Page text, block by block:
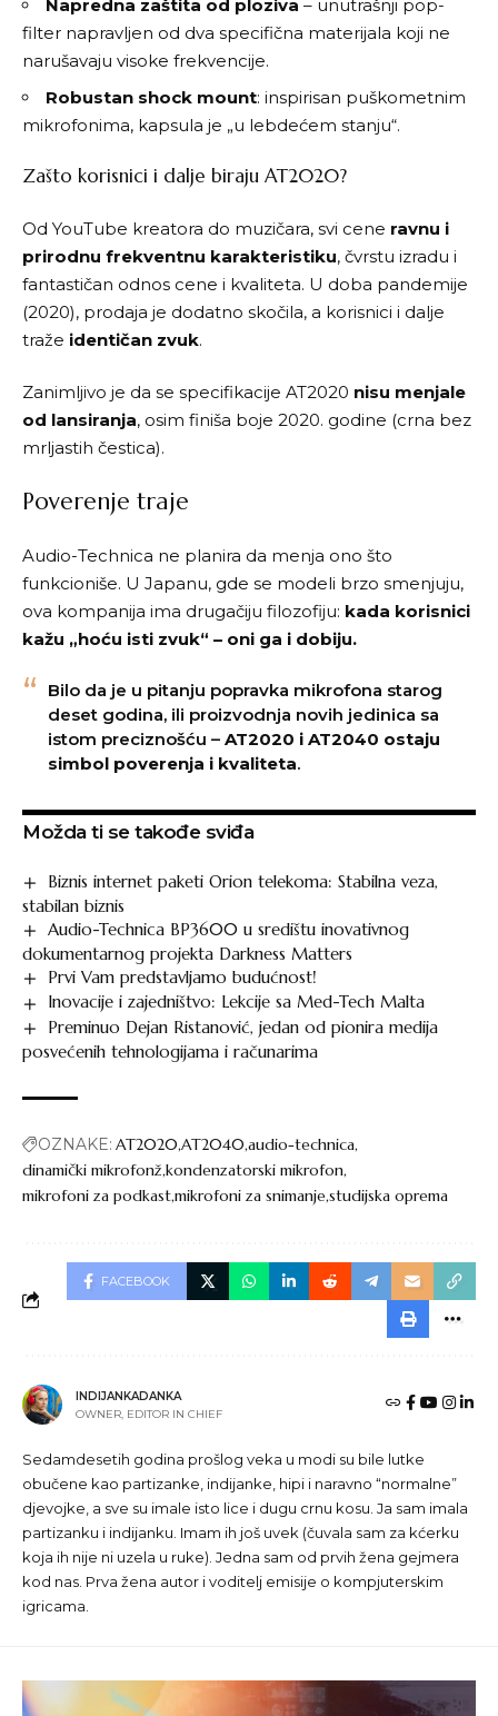
Napredna zaštita od ploziva – unutrašnji pop-
filter napravljen od dva specifična materijala koji ne
narušavaju visoke frekvencije.
Robustan shock mount: inspirisan puškometnim
mikrofonima, kapsula je „u lebdećem stanju“.
Zašto korisnici i dalje biraju AT2020?
Od YouTube kreatora do muzičara, svi cene ravnu i
prirodnu frekventnu karakteristiku, čvrstu izradu i
fantastičan odnos cene i kvaliteta. U doba pandemije
(2020), prodaja je dodatno skočila, a korisnici i dalje
traže identičan zvuk.
Zanimljivo je da se specifikacije AT2020 nisu menjale
od lansiranja, osim finiša boje 2020. godine (crna bez
mrljastih čestica).
Poverenje traje
Audio-Technica ne planira da menja ono što
funkcioniše. U Japanu, gde se modeli brzo smenjuju,
ova kompanija ima drugačiju filozofiju: kada korisnici
kažu „hoću isti zvuk“ – oni ga i dobiju.
Bilo da je u pitanju popravka mikrofona starog
deset godina, ili proizvodnja novih jedinica sa
istom preciznošću – AT2020 i AT2040 ostaju
simbol poverenja i kvaliteta.
Možda ti se takođe sviđa
Biznis internet paketi Orion telekoma: Stabilna veza,
stabilan biznis
Audio-Technica BP3600 u središtu inovativnog
dokumentarnog projekta Darkness Matters
Prvi Vam predstavljamo budućnost!
Inovacije i zajedništvo: Lekcije sa Med-Tech Malta
Preminuo Dejan Ristanović, jedan od pionira medija
posvećenih tehnologijama i računarima
OZNAKE: AT2020 AT2040 audio-technica
dinamički mikrofonž kondenzatorski mikrofon
mikrofoni za podkastmikrofoni za snimanjestudijska oprema
FACEBOOK
INDIJANKADANKA
OWNER, EDITOR IN CHIEF
Sedamdesetih godina prošlog veka u modi su bile lutke
obučene kao partizanke, indijanke, hipi i naravno “normalne”
djevojke, a sve su imale isto lice i dugu crnu kosu. Ja sam imala
partizanku i indijanku. Imam ih još uvek (čuvala sam za kćerku
koja ih nije ni uzela u ruke). Jedna sam od prvih žena gejmera
kod nas. Prva žena autor i voditelj emisije o kompjuterskim
igricama.